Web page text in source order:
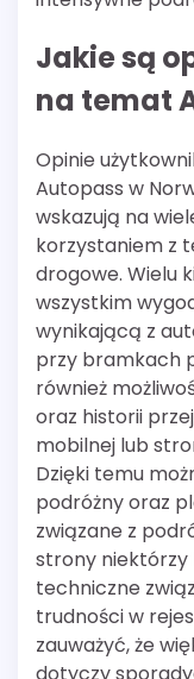
Jakie są
na temat
Opinie
Autopass w
wskazują na
korzystaniem z
drogowe. Wielu
wszystkim
wynikającą z
przy bramkach
również
oraz historii
mobilnej lub
Dzięki temu
podróżny oraz
związane z
strony niektórzy
techniczne
trudności w
zauważyć, że